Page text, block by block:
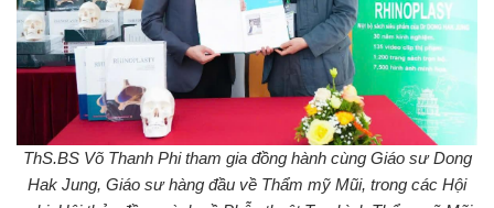
ThS.BS Võ Thanh Phi tham gia đồng hành cùng Giáo sư Dong
Hak Jung, Giáo sư hàng đầu về Thẩm mỹ Mũi, trong các Hội